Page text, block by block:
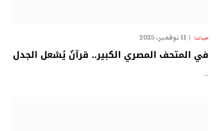
حياتنا 11 نوفمبر، 2025
في المتحف المصري الكبير.. قرآنٌ يُشعل الجدل
…